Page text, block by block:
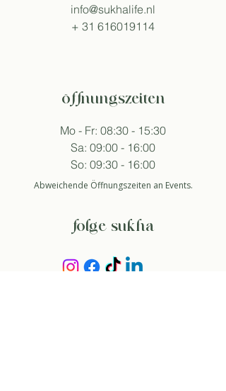
info@sukhalife.nl
+ 31 616019114
öffnungszeiten
Mo - Fr: 08:30 - 15:30
Sa: 09:00 - 16:00
So: 09:30 - 16:00
Abweichende Öffnungszeiten an Events.
folge sukha